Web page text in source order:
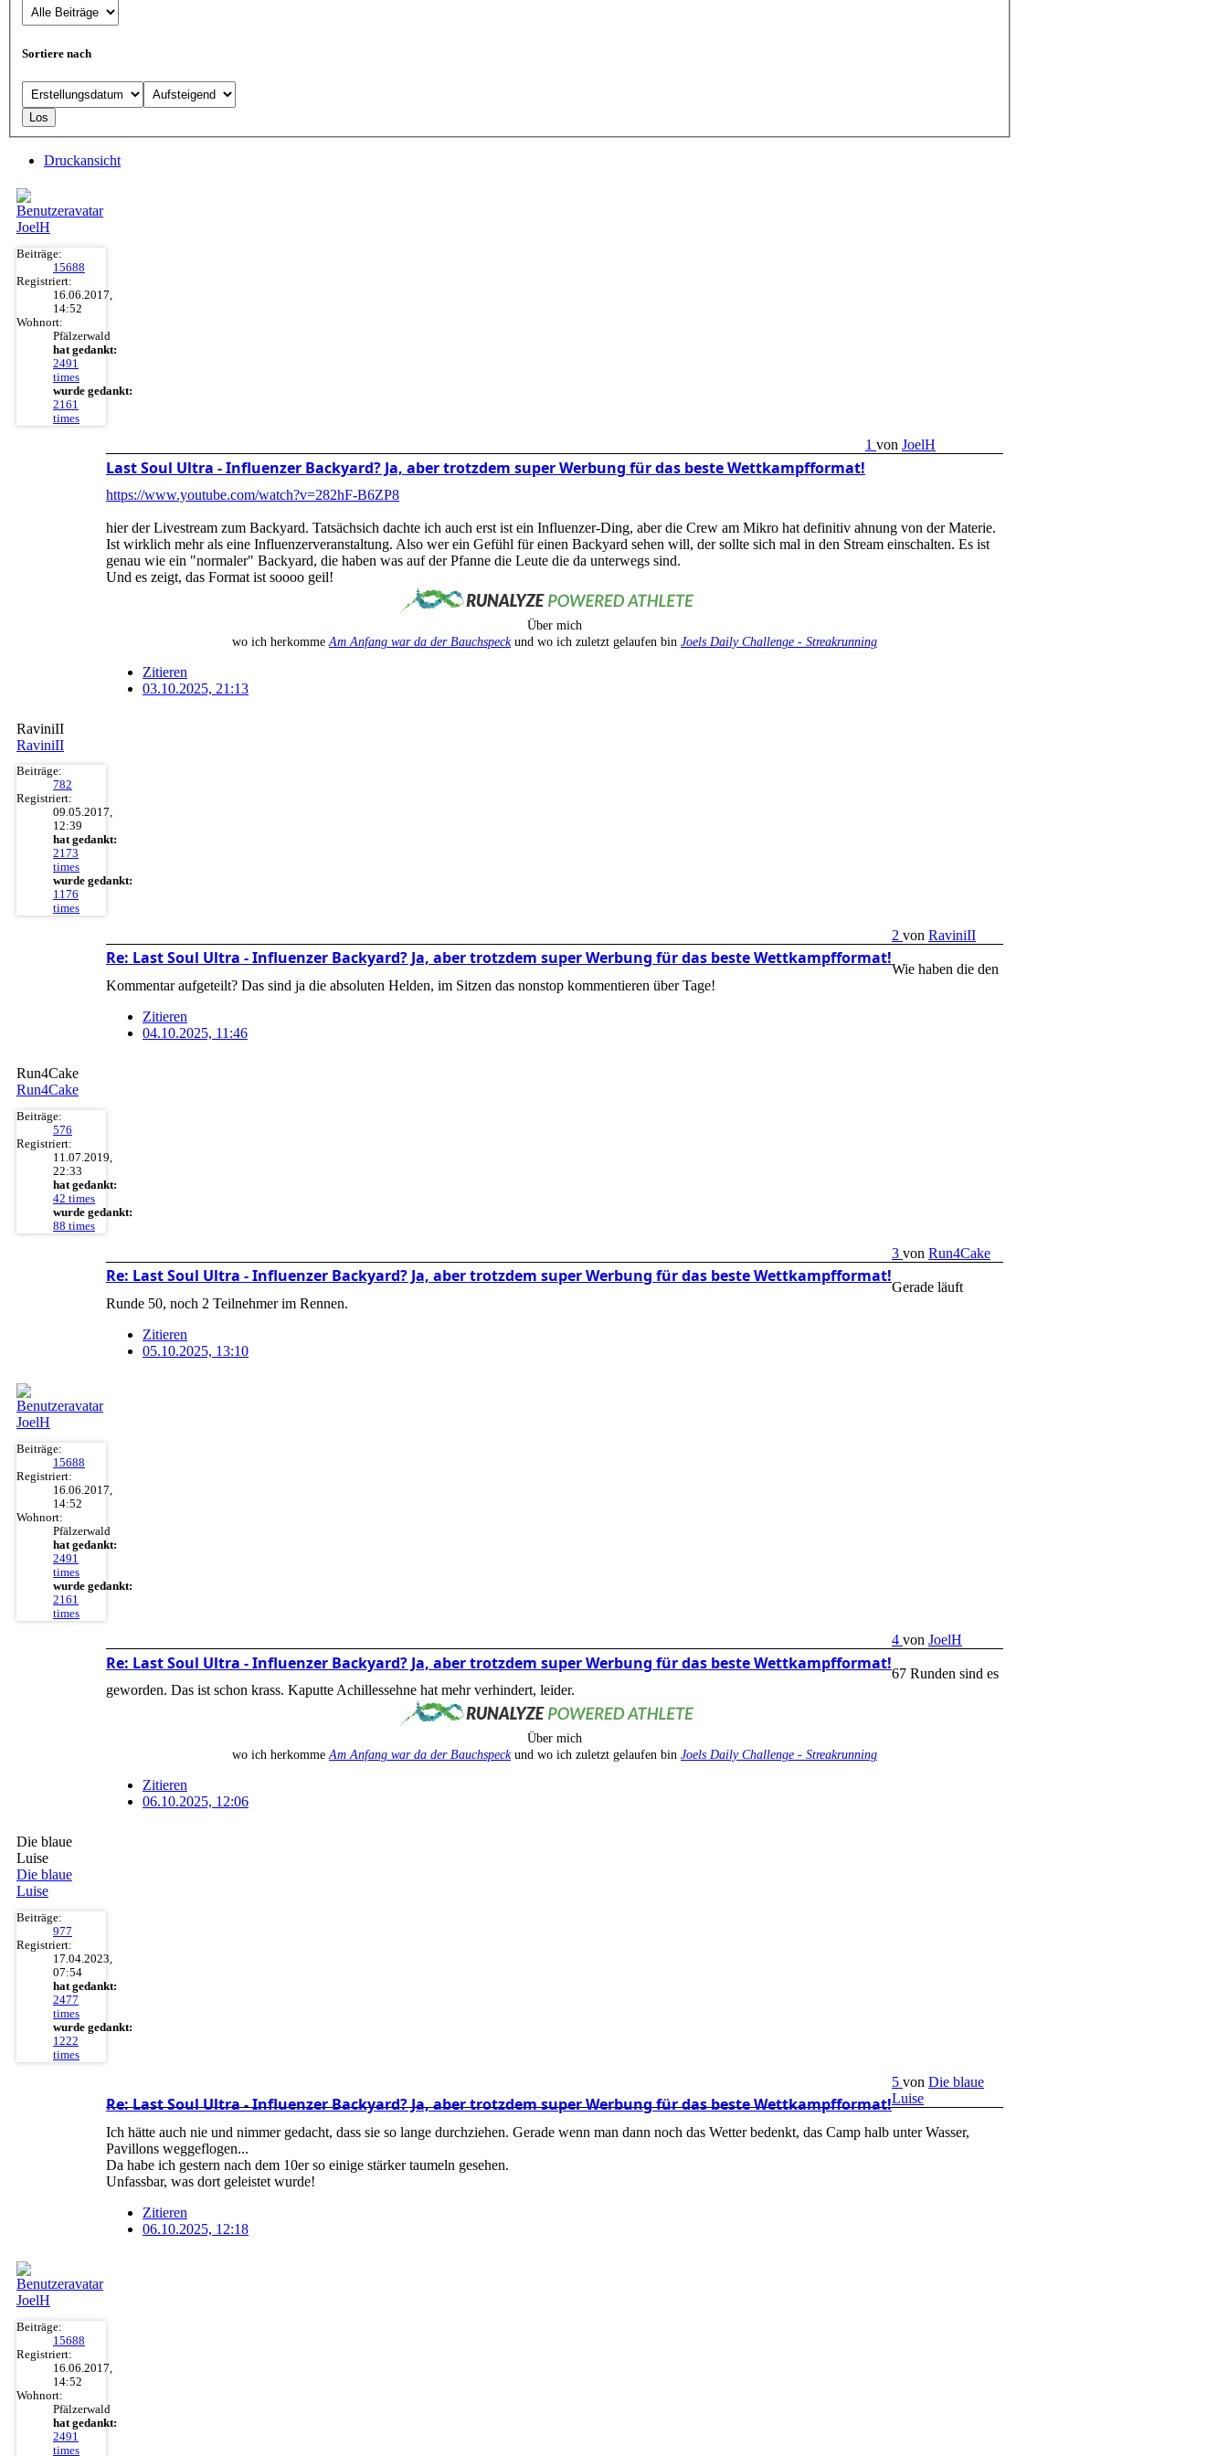
Sortiere nach
Druckansicht
JoelH
Beiträge:
15688
Registriert:
16.06.2017,
14:52
Wohnort:
Pfälzerwald
hat gedankt:
2491
times
wurde gedankt:
2161
times
Last Soul Ultra - Influenzer Backyard? Ja, aber trotzdem super Werbung für das beste Wettkampfformat!
1 von JoelH
https://www.youtube.com/watch?v=282hF-B6ZP8
hier der Livestream zum Backyard. Tatsächsich dachte ich auch erst ist ein Influenzer-Ding, aber die Crew am Mikro hat definitiv ahnung von der Materie.
Ist wirklich mehr als eine Influenzerveranstaltung. Also wer ein Gefühl für einen Backyard sehen will, der sollte sich mal in den Stream einschalten. Es ist
genau wie ein "normaler" Backyard, die haben was auf der Pfanne die Leute die da unterwegs sind.
Und es zeigt, das Format ist soooo geil!
Über mich
wo ich herkomme Am Anfang war da der Bauchspeckund wo ich zuletzt gelaufen bin Joels Daily Challenge - Streakrunning
Zitieren
03.10.2025, 21:13
RaviniII
RaviniII
Beiträge:
782
Registriert:
09.05.2017,
12:39
hat gedankt:
2173
times
wurde gedankt:
1176
times
Re: Last Soul Ultra - Influenzer Backyard? Ja, aber trotzdem super Werbung für das beste Wettkampfformat!
2 von RaviniII
Wie haben die den
Kommentar aufgeteilt? Das sind ja die absoluten Helden, im Sitzen das nonstop kommentieren über Tage!
Zitieren
04.10.2025, 11:46
Run4Cake
Run4Cake
Beiträge:
576
Registriert:
11.07.2019,
22:33
hat gedankt:
42 times
wurde gedankt:
88 times
Re: Last Soul Ultra - Influenzer Backyard? Ja, aber trotzdem super Werbung für das beste Wettkampfformat!
3 von Run4Cake
Gerade läuft
Runde 50, noch 2 Teilnehmer im Rennen.
Zitieren
05.10.2025, 13:10
JoelH
Beiträge:
15688
Registriert:
16.06.2017,
14:52
Wohnort:
Pfälzerwald
hat gedankt:
2491
times
wurde gedankt:
2161
times
Re: Last Soul Ultra - Influenzer Backyard? Ja, aber trotzdem super Werbung für das beste Wettkampfformat!
4 von JoelH
67 Runden sind es
geworden. Das ist schon krass. Kaputte Achillessehne hat mehr verhindert, leider.
Über mich
wo ich herkommeAm Anfang war da der Bauchspeckund wo ich zuletzt gelaufen bin Joels Daily Challenge - Streakrunning
Zitieren
06.10.2025, 12:06
Die blaue
Luise
Die blaue
Luise
Beiträge:
977
Registriert:
17.04.2023,
07:54
hat gedankt:
2477
times
wurde gedankt:
1222
times
Re: Last Soul Ultra - Influenzer Backyard? Ja, aber trotzdem super Werbung für das beste Wettkampfformat!
5 von Die blaue
Luise
Ich hätte auch nie und nimmer gedacht, dass sie so lange durchziehen. Gerade wenn man dann noch das Wetter bedenkt, das Camp halb unter Wasser,
Pavillons weggeflogen...
Da habe ich gestern nach dem 10er so einige stärker taumeln gesehen.
Unfassbar, was dort geleistet wurde!
Zitieren
06.10.2025, 12:18
JoelH
Beiträge:
15688
Registriert:
16.06.2017,
14:52
Wohnort:
Pfälzerwald
hat gedankt:
2491
times